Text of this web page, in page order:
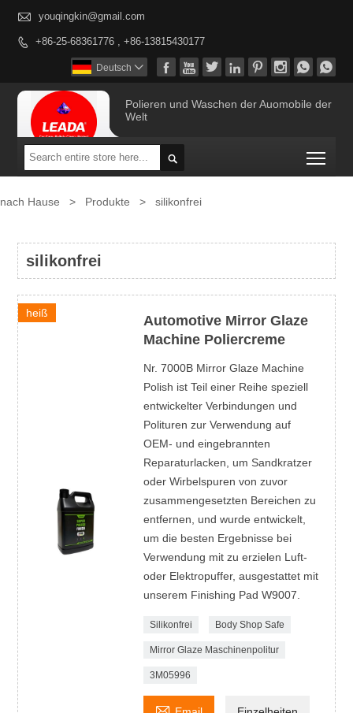
 youqingkin@gmail.com
 +86-25-68361776 , +86-13815430177
       
Deutsch 
Polieren und Waschen der Auomobile der
Welt

nach Hause > Produkte > silikonfrei
silikonfrei
heiß
Automotive Mirror Glaze
Machine Poliercreme
Nr. 7000B Mirror Glaze Machine
Polish ist Teil einer Reihe speziell
entwickelter Verbindungen und
Polituren zur Verwendung auf
OEM- und eingebrannten
Reparaturlacken, um Sandkratzer
oder Wirbelspuren von zuvor
zusammengesetzten Bereichen zu
entfernen, und wurde entwickelt,
um die besten Ergebnisse bei
Verwendung mit zu erzielen Luft-
oder Elektropuffer, ausgestattet mit
unserem Finishing Pad W9007.
Silikonfrei Body Shop Safe
Mirror Glaze Maschinenpolitur
3M05996
